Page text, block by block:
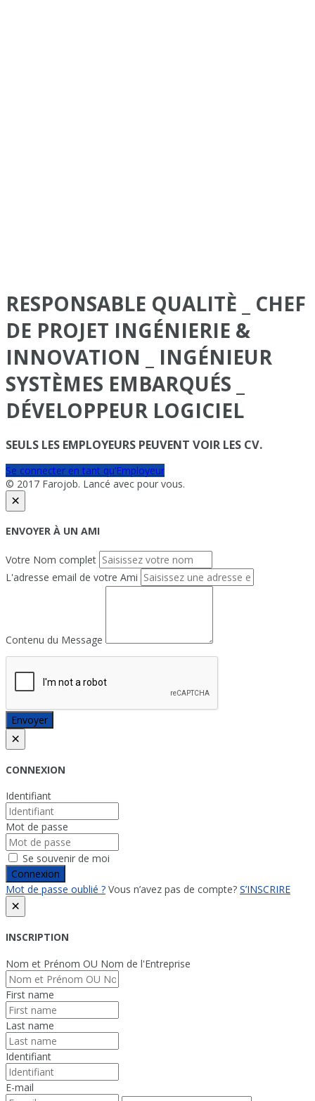
RESPONSABLE QUALITÈ _ CHEF
DE PROJET INGÉNIERIE &
INNOVATION _ INGÉNIEUR
SYSTÈMES EMBARQUÉS _
DÉVELOPPEUR LOGICIEL
SEULS LES EMPLOYEURS PEUVENT VOIR LES CV.
Se connecter en tant qu’Employeur
© 2017 Farojob. Lancé avec pour vous.
×
ENVOYER À UN AMI
Votre Nom complet
L'adresse email de votre Ami
Contenu du Message
Envoyer
×
CONNEXION
Identifiant
Mot de passe
Se souvenir de moi
Connexion
Mot de passe oublié ? Vous n’avez pas de compte? S’INSCRIRE
×
INSCRIPTION
Nom et Prénom OU Nom de l'Entreprise
First name
Last name
Identifiant
E-mail